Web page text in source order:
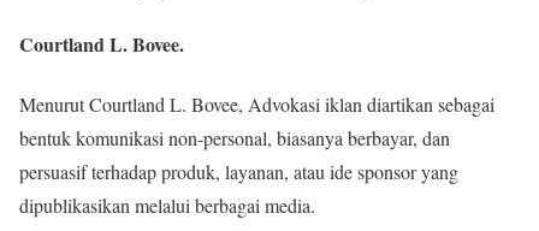
Courtland L. Bovee.
Menurut Courtland L. Bovee, Advokasi iklan diartikan sebagai
bentuk komunikasi non-personal, biasanya berbayar, dan
persuasif terhadap produk, layanan, atau ide sponsor yang
dipublikasikan melalui berbagai media.